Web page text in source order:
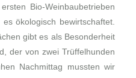
Bio-Weinbaubetrieben
ökologisch bewirtschaftet.
gibt es als Besonderheit
der von zwei Trüffelhunden
Nachmittag mussten wir